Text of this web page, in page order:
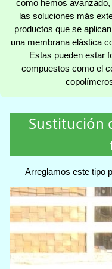
como hemos
las soluciones más
productos que se
una membrana elástica
Estas pueden estar
compuestos como el
Sustitución
Arreglamos este tipo